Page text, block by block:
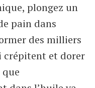
plongez un
pain dans
des milliers
crépitent et dorer